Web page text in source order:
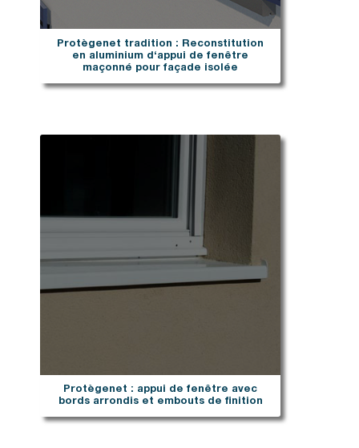
Protègenet tradition : Reconstitution
en aluminium d‘appui de fenêtre
maçonné pour façade isolée
Protègenet : appui de fenêtre avec
bords arrondis et embouts de finition